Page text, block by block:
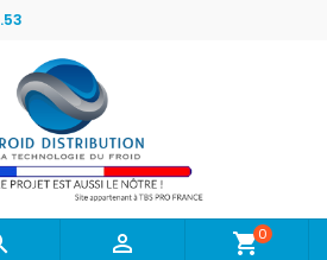
 shopping_cart0